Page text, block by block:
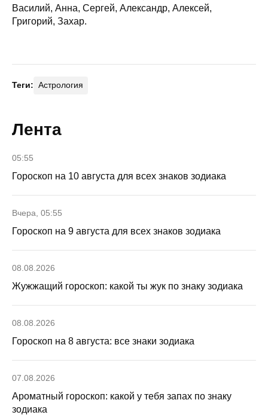
Василий, Анна, Сергей, Александр, Алексей,
Григорий, Захар.
Теги: Астрология
Лента
05:55
Гороскоп на 10 августа для всех знаков зодиака
Вчера, 05:55
Гороскоп на 9 августа для всех знаков зодиака
08.08.2026
Жужжащий гороскоп: какой ты жук по знаку зодиака
08.08.2026
Гороскоп на 8 августа: все знаки зодиака
07.08.2026
Ароматный гороскоп: какой у тебя запах по знаку
зодиака